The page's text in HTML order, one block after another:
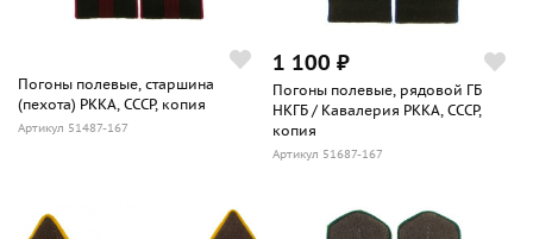
Погоны полевые, старшина
(пехота) РККА, СССР, копия
Артикул 51487-167
1 100 ₽
Погоны полевые, рядовой ГБ
НКГБ / Кавалерия РККА, СССР,
копия
Артикул 51687-167